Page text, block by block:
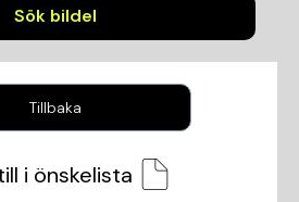
Sök bildel
Tillbaka
i önskelista